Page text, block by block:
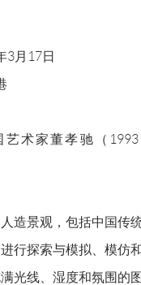
3月17日
艺术家董孝驰（
造景观，包括中国传
行探索与模拟、模仿
光线、湿度和氛围的